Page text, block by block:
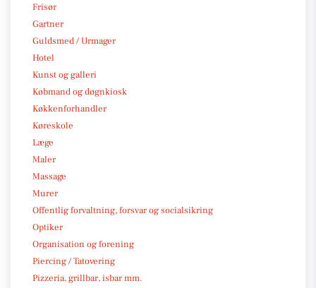
Frisør
Gartner
Guldsmed / Urmager
Hotel
Kunst og galleri
Købmand og døgnkiosk
Køkkenforhandler
Køreskole
Læge
Maler
Massage
Murer
Offentlig forvaltning, forsvar og socialsikring
Optiker
Organisation og forening
Piercing / Tatovering
Pizzeria, grillbar, isbar mm.